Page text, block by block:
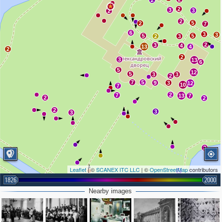
4
2
2
3
3
3
7
5
5
3
4
4 2
3
2
2
2
3
9
5
3
3
2
10
3
2 13 7
12
12
6
13
2
2
3
13
5
2
6
3
5
7
7
5
7
3
2
2
2
3
2
2
2
Leaflet| ©SCANEX ITC LLC | ©OpenStreetMapcontributors
1826 2000
Nearby images